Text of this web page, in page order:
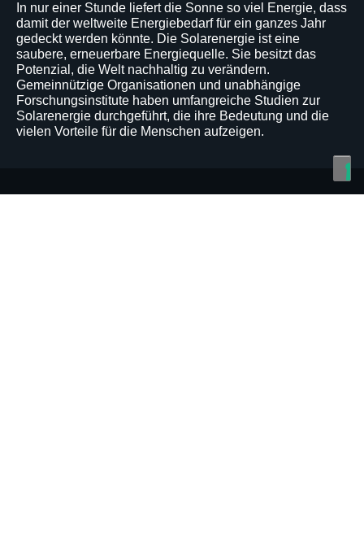
In nur einer Stunde liefert die Sonne so viel Energie, dass
damit der weltweite Energiebedarf für ein ganzes Jahr
gedeckt werden könnte. Die Solarenergie ist eine
saubere, erneuerbare Energiequelle. Sie besitzt das
Potenzial, die Welt nachhaltig zu verändern.
Gemeinnützige Organisationen und unabhängige
Forschungsinstitute haben umfangreiche Studien zur
Solarenergie durchgeführt, die ihre Bedeutung und die
vielen Vorteile für die Menschen aufzeigen.